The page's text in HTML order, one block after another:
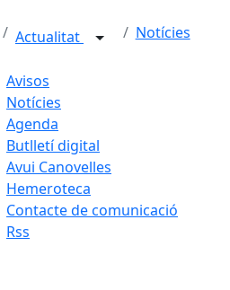
Actualitat Notícies
Avisos
Notícies
Agenda
Butlletí digital
Avui Canovelles
Hemeroteca
Contacte de comunicació
Rss